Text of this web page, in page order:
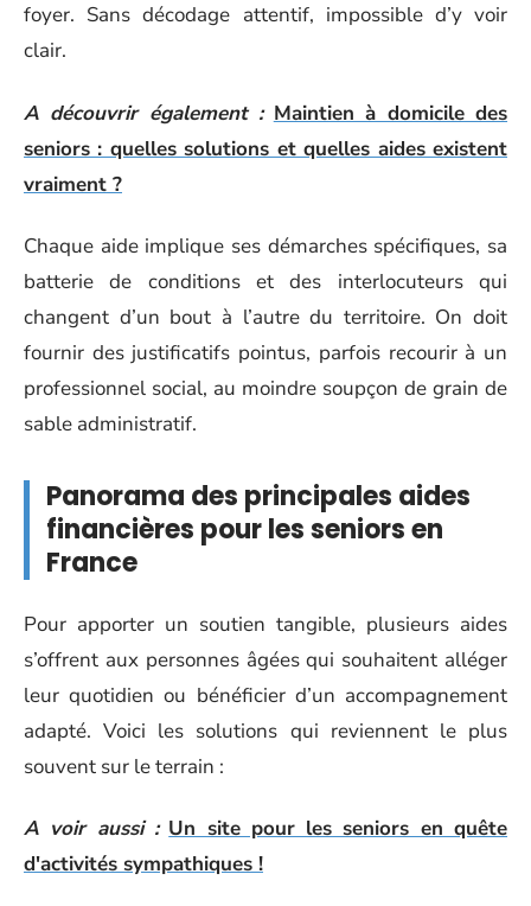
foyer. Sans décodage attentif, impossible d’y voir
clair.
A découvrir également : Maintien à domicile des
seniors : quelles solutions et quelles aides existent
vraiment ?
Chaque aide implique ses démarches spécifiques, sa
batterie de conditions et des interlocuteurs qui
changent d’un bout à l’autre du territoire. On doit
fournir des justificatifs pointus, parfois recourir à un
professionnel social, au moindre soupçon de grain de
sable administratif.
Panorama des principales aides
financières pour les seniors en
France
Pour apporter un soutien tangible, plusieurs aides
s’offrent aux personnes âgées qui souhaitent alléger
leur quotidien ou bénéficier d’un accompagnement
adapté. Voici les solutions qui reviennent le plus
souvent sur le terrain :
A voir aussi : Un site pour les seniors en quête
d'activités sympathiques !